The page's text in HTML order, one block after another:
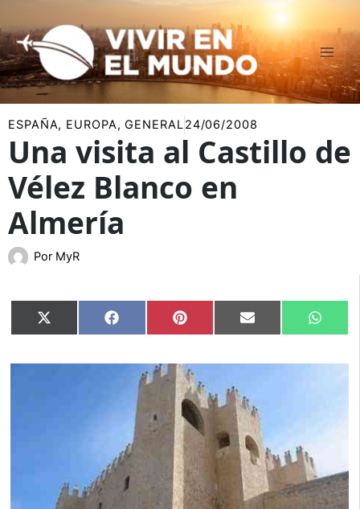
al
contenido
ESPAÑA, EUROPA,GENERAL24/06/2008
Una visita al Castillo de
Vélez Blanco en
Almería
Por MyR
Compartir
en
X
(Twitter)
Compartir
en
Facebook Compartir
en
Pinterest Compartir
en
Email
en